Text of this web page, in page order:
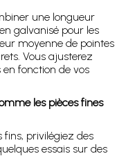
une longueur
galvanisé pour les
moyenne de pointes
Vous ajusterez
fonction de vos
les pièces fines
privilégiez des
essais sur des